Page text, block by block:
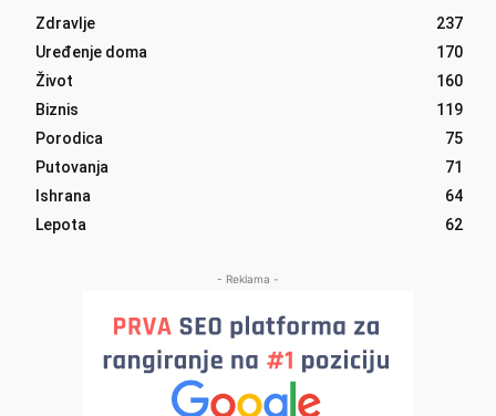
Zdravlje
237
Uređenje doma
170
Život
160
Biznis
119
Porodica
75
Putovanja
71
Ishrana
64
Lepota
62
- Reklama -